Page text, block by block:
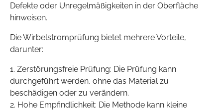
Defekte oder Unregelmäßigkeiten in der Oberfläche
hinweisen.
Die Wirbelstromprüfung bietet mehrere Vorteile,
darunter:
1. Zerstörungsfreie Prüfung: Die Prüfung kann
durchgeführt werden, ohne das Material zu
beschädigen oder zu verändern.
2. Hohe Empfindlichkeit: Die Methode kann kleine